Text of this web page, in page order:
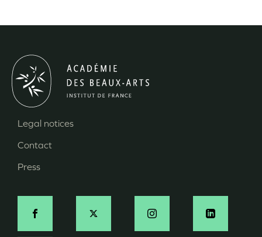
Pied
de
Legal notices
Contact
Press
Social
-